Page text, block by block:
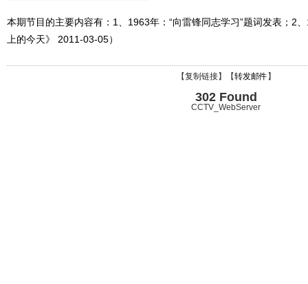
本期节目的主要内容有：1、1963年：“向雷锋同志学习”题词发表；2
上的今天》 2011-03-05）
【复制链接】【转发邮件 】
302 Found
CCTV_WebServer